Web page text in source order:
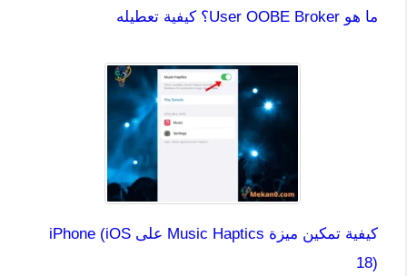
ما هو User OOBE Broker؟ كيفية تعطيله
كيفية تمكين ميزة Music Haptics على iPhone (iOS
18)